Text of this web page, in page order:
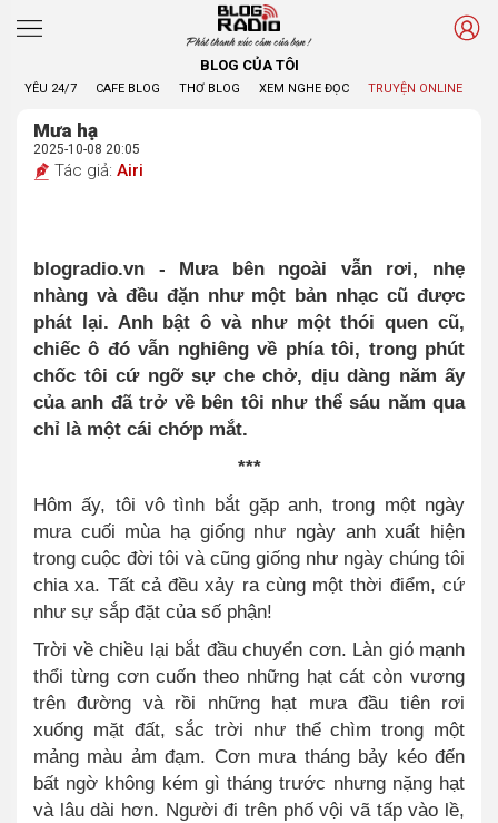
Phát thanh xúc cảm của bạn !
BLOG CỦA TÔI
YÊU 24/7 CAFE BLOG THƠ BLOG XEM NGHE ĐỌC TRUYỆN ONLINE
Mưa hạ
2025-10-08 20:05
Tác giả: Airi
blogradio.vn - Mưa bên ngoài vẫn rơi, nhẹ
nhàng và đều đặn như một bản nhạc cũ được
phát lại. Anh bật ô và như một thói quen cũ,
chiếc ô đó vẫn nghiêng về phía tôi, trong phút
chốc tôi cứ ngỡ sự che chở, dịu dàng năm ấy
của anh đã trở về bên tôi như thể sáu năm qua
chỉ là một cái chớp mắt.
***
Hôm ấy, tôi vô tình bắt gặp anh, trong một ngày
mưa cuối mùa hạ giống như ngày anh xuất hiện
trong cuộc đời tôi và cũng giống như ngày chúng tôi
chia xa. Tất cả đều xảy ra cùng một thời điểm, cứ
như sự sắp đặt của số phận!
Trời về chiều lại bắt đầu chuyển cơn. Làn gió mạnh
thổi từng cơn cuốn theo những hạt cát còn vương
trên đường và rồi những hạt mưa đầu tiên rơi
xuống mặt đất, sắc trời như thể chìm trong một
mảng màu ảm đạm. Cơn mưa tháng bảy kéo đến
bất ngờ không kém gì tháng trước nhưng nặng hạt
và lâu dài hơn. Người đi trên phố vội vã tấp vào lề,